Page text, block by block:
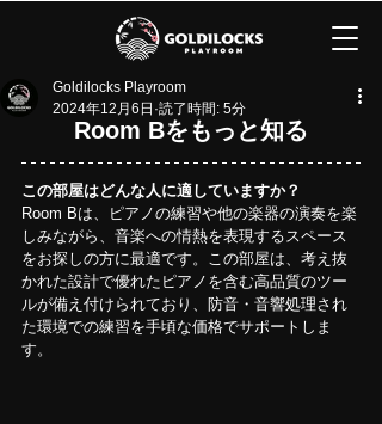
Goldilocks Playroom
2024年12月6日 読了時間: 5分
Room Bをもっと知る
この部屋はどんな人に適していますか？
Room Bは、ピアノの練習や他の楽器の演奏を楽
しみながら、音楽への情熱を表現するスペース
をお探しの方に最適です。この部屋は、考え抜
かれた設計で優れたピアノを含む高品質のツー
ルが備え付けられており、防音・音響処理され
た環境での練習を手頃な価格でサポートしま
す。